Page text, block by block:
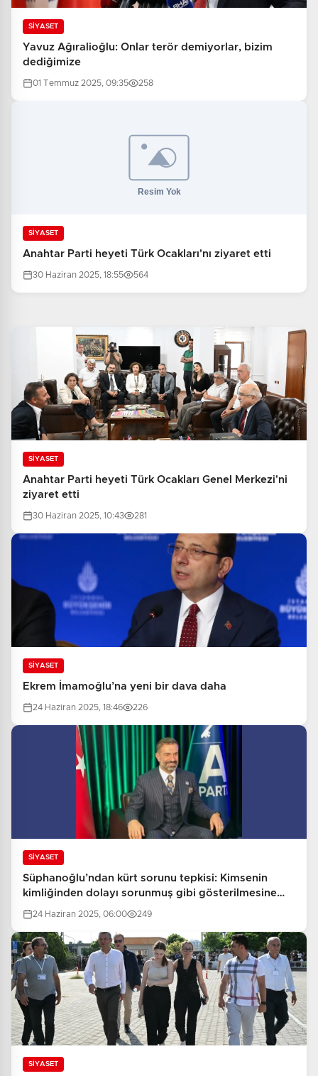
SİYASET
Yavuz Ağıralioğlu: Onlar terör demiyorlar, bizim
dediğimize
01 Temmuz 2025, 09:35 258
SİYASET
Anahtar Parti heyeti Türk Ocakları'nı ziyaret etti
30 Haziran 2025, 18:55 564
SİYASET
Anahtar Parti heyeti Türk Ocakları Genel Merkezi'ni
ziyaret etti
30 Haziran 2025, 10:43 281
SİYASET
Ekrem İmamoğlu’na yeni bir dava daha
24 Haziran 2025, 18:46 226
SİYASET
Süphanoğlu’ndan kürt sorunu tepkisi: Kimsenin
kimliğinden dolayı sorunmuş gibi gösterilmesine
tahammülümüz yok
24 Haziran 2025, 06:00 249
SİYASET